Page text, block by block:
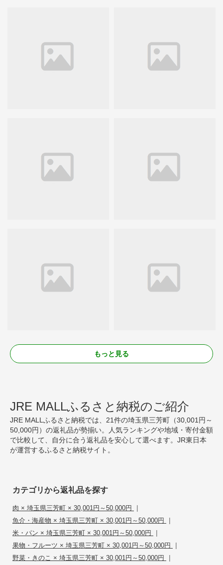
もっと見る
JRE MALLふるさと納税のご紹介
JRE MALLふるさと納税では、21件の埼玉県三芳町（30,001円～
50,000円）の返礼品が勢揃い。人気ランキングや地域・寄付金額
で比較して、自分に合う返礼品を安心して選べます。JR東日本
が運営するふるさと納税サイト。
カテゴリから返礼品を探す
肉 × 埼玉県三芳町 × 30,001円～50,000円 |
魚介・海産物 × 埼玉県三芳町 × 30,001円～50,000円 |
米・パン × 埼玉県三芳町 × 30,001円～50,000円 |
果物・フルーツ × 埼玉県三芳町 × 30,001円～50,000円 |
野菜・きのこ × 埼玉県三芳町 × 30,001円～50,000円 |